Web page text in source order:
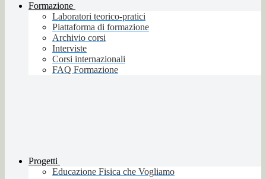
Formazione
Laboratori teorico-pratici
Piattaforma di formazione
Archivio corsi
Interviste
Corsi internazionali
FAQ Formazione
Progetti
Educazione Fisica che Vogliamo